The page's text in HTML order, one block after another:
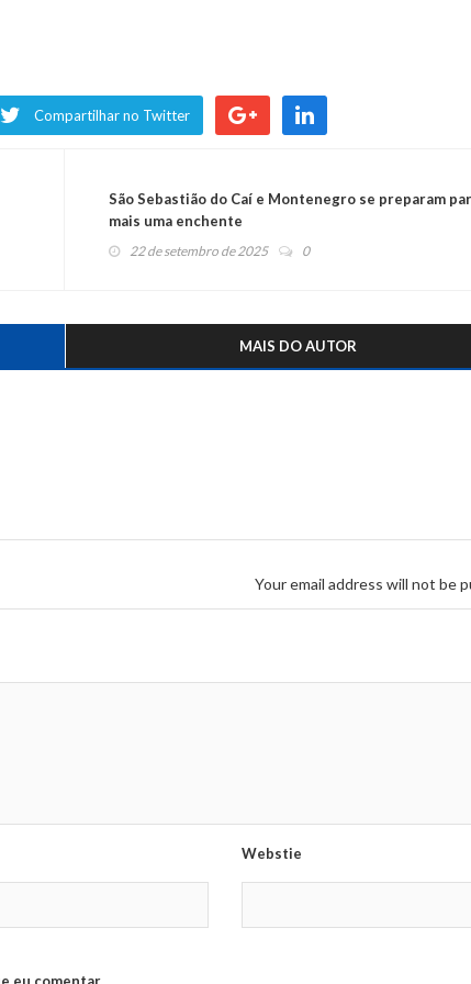
Compartilhar no Twitter
São Sebastião do Caí e Montenegro se preparam
mais uma enchente
22 de setembro de 2025 0
MAIS DO AUTOR
Your email address will not be
Webstie
eu comentar.